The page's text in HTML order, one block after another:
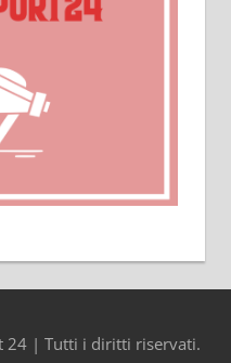
24 | Tutti i diritti riservati.